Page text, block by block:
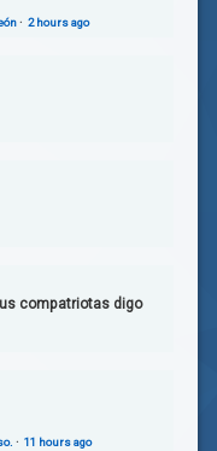
· 2 hours ago
compatriotas digo
· 11 hours ago